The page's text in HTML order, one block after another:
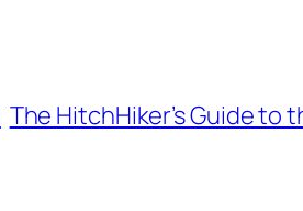
The HitchHiker’s Guide to